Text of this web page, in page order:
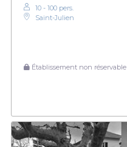
10 - 100 pers.
Saint-Julien
Établissement non réservable